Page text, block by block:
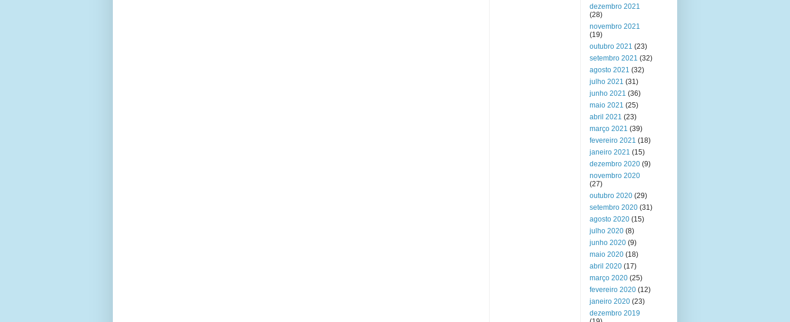
dezembro 2021
(28)
novembro 2021
(19)
outubro 2021 (23)
setembro 2021 (32)
agosto 2021 (32)
julho 2021 (31)
junho 2021 (36)
maio 2021 (25)
abril 2021 (23)
março 2021 (39)
fevereiro 2021 (18)
janeiro 2021 (15)
dezembro 2020 (9)
novembro 2020
(27)
outubro 2020 (29)
setembro 2020 (31)
agosto 2020 (15)
julho 2020 (8)
junho 2020 (9)
maio 2020 (18)
abril 2020 (17)
março 2020 (25)
fevereiro 2020 (12)
janeiro 2020 (23)
dezembro 2019